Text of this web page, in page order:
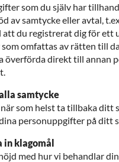
som du själv har
av samtycke eller avtal,
att du registrerat dig för ett
omfattas av rätten till
överförda direkt till annan
samtycke
som helst ta tillbaka ditt
personuppgifter på ditt
in klagomål
med hur vi behandlar